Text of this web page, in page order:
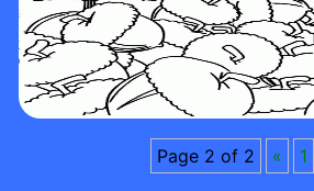
Page 2 of 2 « 1